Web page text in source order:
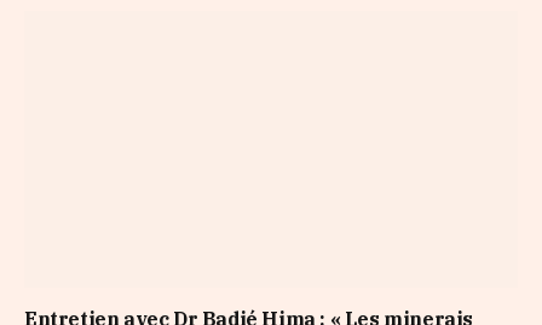
Entretien avec Dr Badié Hima : « Les minerais